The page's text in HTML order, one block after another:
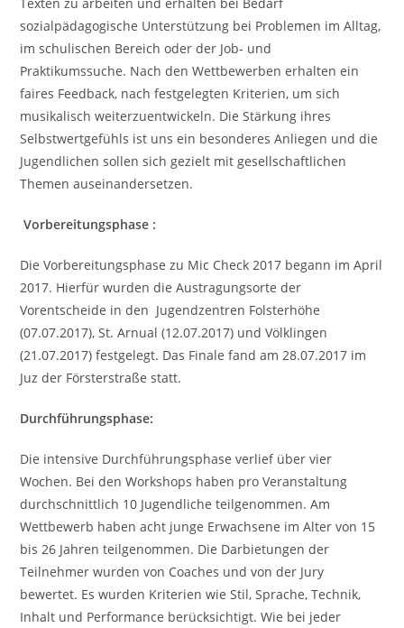
sozialpädagogische Unterstützung bei Problemen im Alltag,
im schulischen Bereich oder der Job- und
Praktikumssuche. Nach den Wettbewerben erhalten ein
faires Feedback, nach festgelegten Kriterien, um sich
musikalisch weiterzuentwickeln. Die Stärkung ihres
Selbstwertgefühls ist uns ein besonderes Anliegen und die
Jugendlichen sollen sich gezielt mit gesellschaftlichen
Themen auseinandersetzen.
Vorbereitungsphase :
Die Vorbereitungsphase zu Mic Check 2017 begann im April
2017. Hierfür wurden die Austragungsorte der
Vorentscheide in den Jugendzentren Folsterhöhe
(07.07.2017), St. Arnual (12.07.2017) und Völklingen
(21.07.2017) festgelegt. Das Finale fand am 28.07.2017 im
Juz der Försterstraße statt.
Durchführungsphase:
Die intensive Durchführungsphase verlief über vier
Wochen. Bei den Workshops haben pro Veranstaltung
durchschnittlich 10 Jugendliche teilgenommen. Am
Wettbewerb haben acht junge Erwachsene im Alter von 15
bis 26 Jahren teilgenommen. Die Darbietungen der
Teilnehmer wurden von Coaches und von der Jury
bewertet. Es wurden Kriterien wie Stil, Sprache, Technik,
Inhalt und Performance berücksichtigt. Wie bei jeder